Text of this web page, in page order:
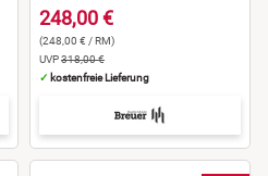
248,00 €
(248,00 € / RM)
UVP318,00 €
✓ kostenfreie Lieferung